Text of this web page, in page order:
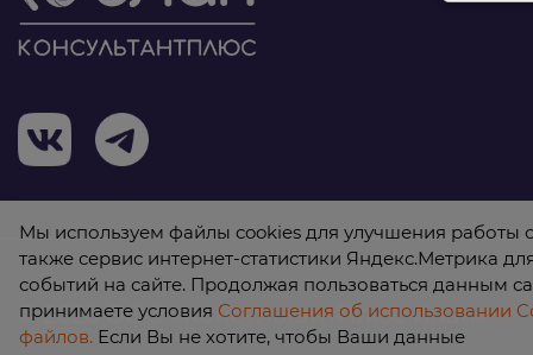
© 2026 ООО «КонсультантПлюс Илан»
Мы используем файлы cookies для улучшения работы
также сервис интернет-статистики Яндекс.Метрика
событий на сайте. Продолжая пользоваться данным
принимаете условия Соглашения об использовании
файлов. Если Вы не хотите, чтобы Ваши данные